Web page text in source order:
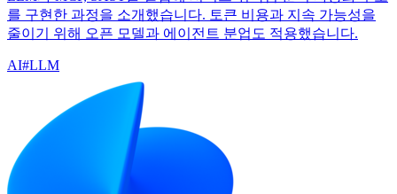
를 구현한 과정을 소개했습니다. 토큰 비용과 지속 가능성을
줄이기 위해 오픈 모델과 에이전트 분업도 적용했습니다.
AI#LLM